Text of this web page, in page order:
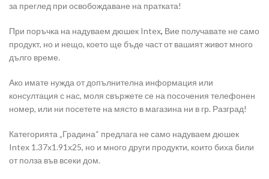
за преглед при освобождаване на пратката!
При поръчка на надуваем дюшек Intex, Вие получавате не само
продукт, но и нещо, което ще бъде част от вашият живот много
дълго време.
Ако имате нужда от допълнителна информация или
консултация с нас, моля свържете се на посочения телефонен
номер, или ни посетете на място в магазина ни в гр. Разград!
Категорията „Градина“ предлага не само надуваем дюшек
Intex 1.37х1.91х25, но и много други продукти, които биха били
от полза във всеки дом.